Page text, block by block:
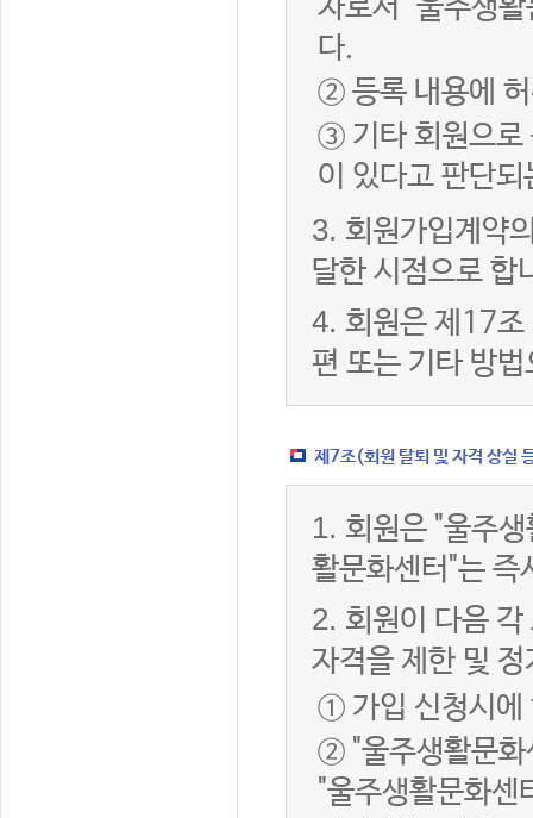
자로서 "울주생
다.
② 등록 내용에
③ 기타 회원으로
이 있다고 판단되
3. 회원가입계약
달한 시점으로 합
4. 회원은 제17조
편 또는 기타 방
제7조(회원 탈퇴 및 자격 상실
1. 회원은 "울주
활문화센터"는 즉
2. 회원이 다음
자격을 제한 및
① 가입 신청시에
② "울주생활문화
"울주생활문화센